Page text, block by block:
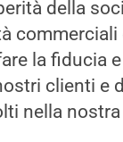
della
commerciali
la fiducia
clienti e
nella nostra